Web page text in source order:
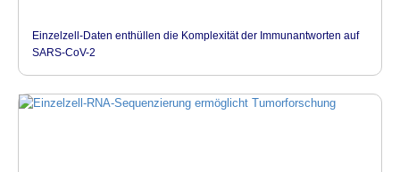
Einzelzell-Daten enthüllen die Komplexität der Immunantworten auf
SARS-CoV-2